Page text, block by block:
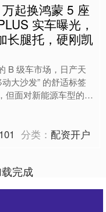
起换鸿蒙 5 座
实车曝光，
长腿托，硬刚凯
B 级车市场，日产天
大沙发” 的舒适标签
但面对新能源车型的冲
降价围剿，仅靠单一优
日....
101 分类：配资开户
完成